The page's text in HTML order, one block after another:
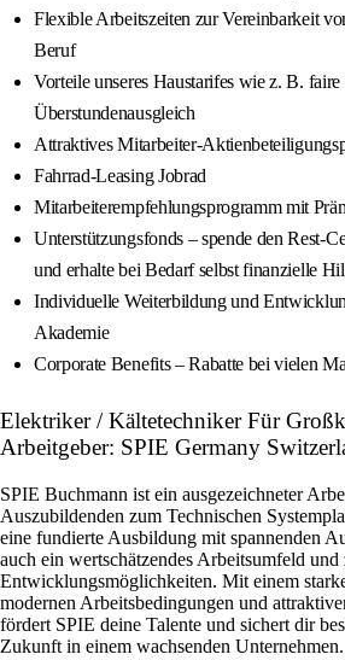
Flexible Arbeitszeiten zur Vereinbarkeit
Beruf
Vorteile unseres Haustarifes wie z. B.
Überstundenausgleich
Attraktives Mitarbeiter-
Fahrrad-Leasing Jobrad
Mitarbeiterempfehlungsprogramm mit
Unterstützungsfonds – spende den Rest-
und erhalte bei Bedarf selbst finanzielle
Individuelle Weiterbildung und
Akademie
Corporate Benefits – Rabatte bei vielen
Elektriker / Kältetechniker Für
Arbeitgeber: SPIE Germany
SPIE Buchmann ist ein ausgezeichneter
Auszubildenden zum Technischen
eine fundierte Ausbildung mit spannenden
auch ein wertschätzendes Arbeitsumfeld und
Entwicklungsmöglichkeiten. Mit einem
modernen Arbeitsbedingungen und
fördert SPIE deine Talente und sichert dir
Zukunft in einem wachsenden Unternehmen.